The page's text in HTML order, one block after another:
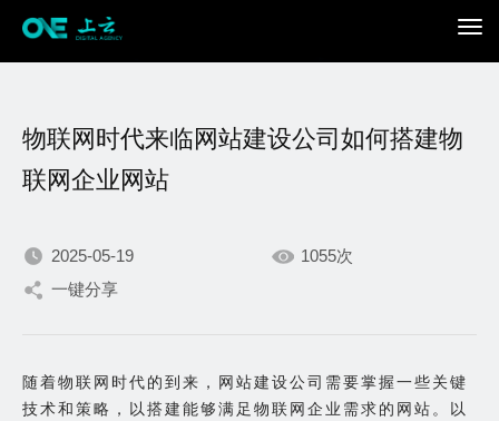
我们不断积累持续专注，
出色的你。
物联网时代来临网站建设公司如何搭建物
联网企业网站
2025-05-19
1055次
一键分享
随着物联网时代的到来，网站建设公司需要掌握一些关键
技术和策略，以搭建能够满足物联网企业需求的网站。以